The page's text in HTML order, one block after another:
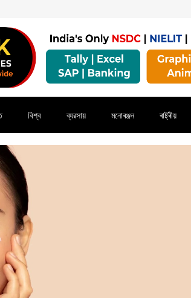
বিশ্ব ব্যৱসায় মনোৰঞ্জন ৰাষ্ট্ৰীয়